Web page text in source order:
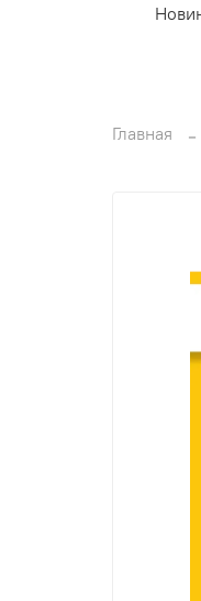
Главная